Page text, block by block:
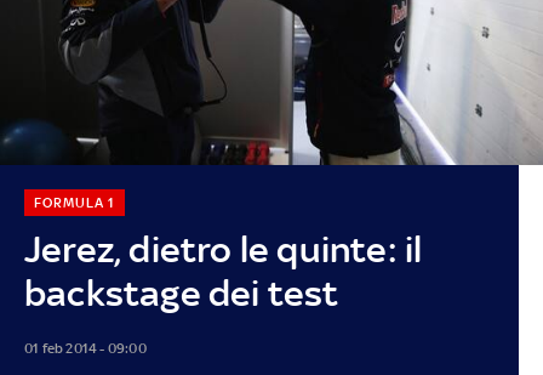
Jerez, dietro le quinte: il
backstage dei test
FORMULA 1
01 feb 2014 - 09:00